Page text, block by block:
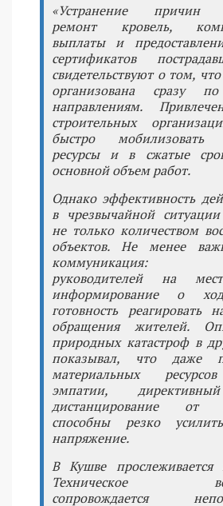
«Устранение причин
ремонт кровель,
выплаты и
сертификатов
свидетельствуют о том,
организована сразу
направлениям.
строительных
быстро мобилизовать
ресурсы и в сжатые
основной объем работ.
Однако эффективность
в чрезвычайной ситуации
не только количеством
объектов. Не менее
коммуникация:
руководителей на
информирование о
готовность реагировать
обращения жителей.
природных катастроф в
показывал, что даже
материальных
эмпатии,
дистанцирование от
способны резко
напряжение.
В Кушве прослеживается
Техническое
сопровождается